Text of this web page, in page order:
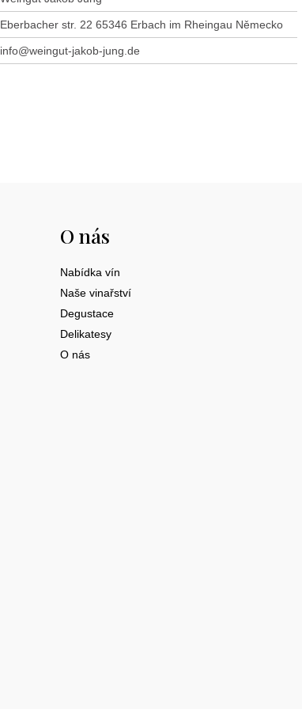
Eberbacher str. 22 65346 Erbach im Rheingau Německo
info@weingut-jakob-jung.de
O nás
Nabídka vín
Naše vinařství
Degustace
Delikatesy
O nás